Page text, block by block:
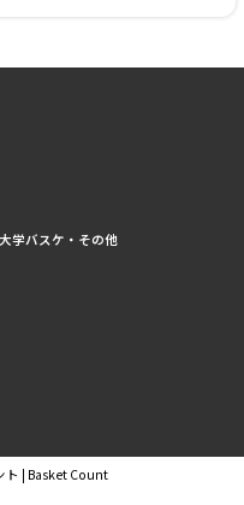
学バスケ・その他
ト | Basket Count